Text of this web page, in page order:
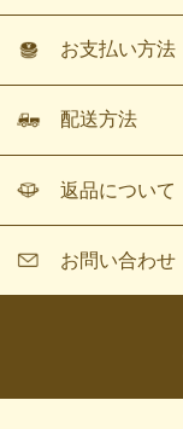
お支払い方法
配送方法
返品について
お問い合わせ